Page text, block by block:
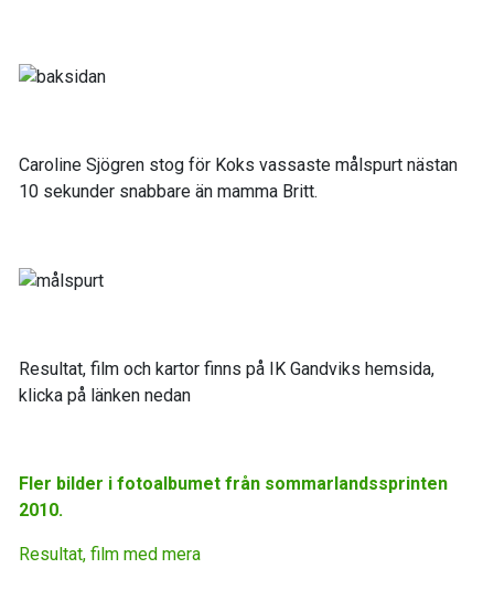
Caroline Sjögren stog för Koks vassaste målspurt nästan
10 sekunder snabbare än mamma Britt.
Resultat, film och kartor finns på IK Gandviks hemsida,
klicka på länken nedan
Fler bilder i fotoalbumet från sommarlandssprinten
2010.
Resultat, film med mera